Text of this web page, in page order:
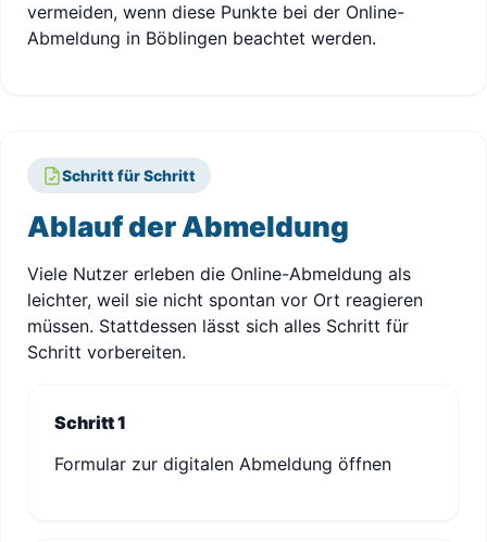
vermeiden, wenn diese Punkte bei der Online-
Abmeldung in Böblingen beachtet werden.
Schritt für Schritt
Ablauf der Abmeldung
Viele Nutzer erleben die Online-Abmeldung als
leichter, weil sie nicht spontan vor Ort reagieren
müssen. Stattdessen lässt sich alles Schritt für
Schritt vorbereiten.
Schritt 1
Formular zur digitalen Abmeldung öffnen